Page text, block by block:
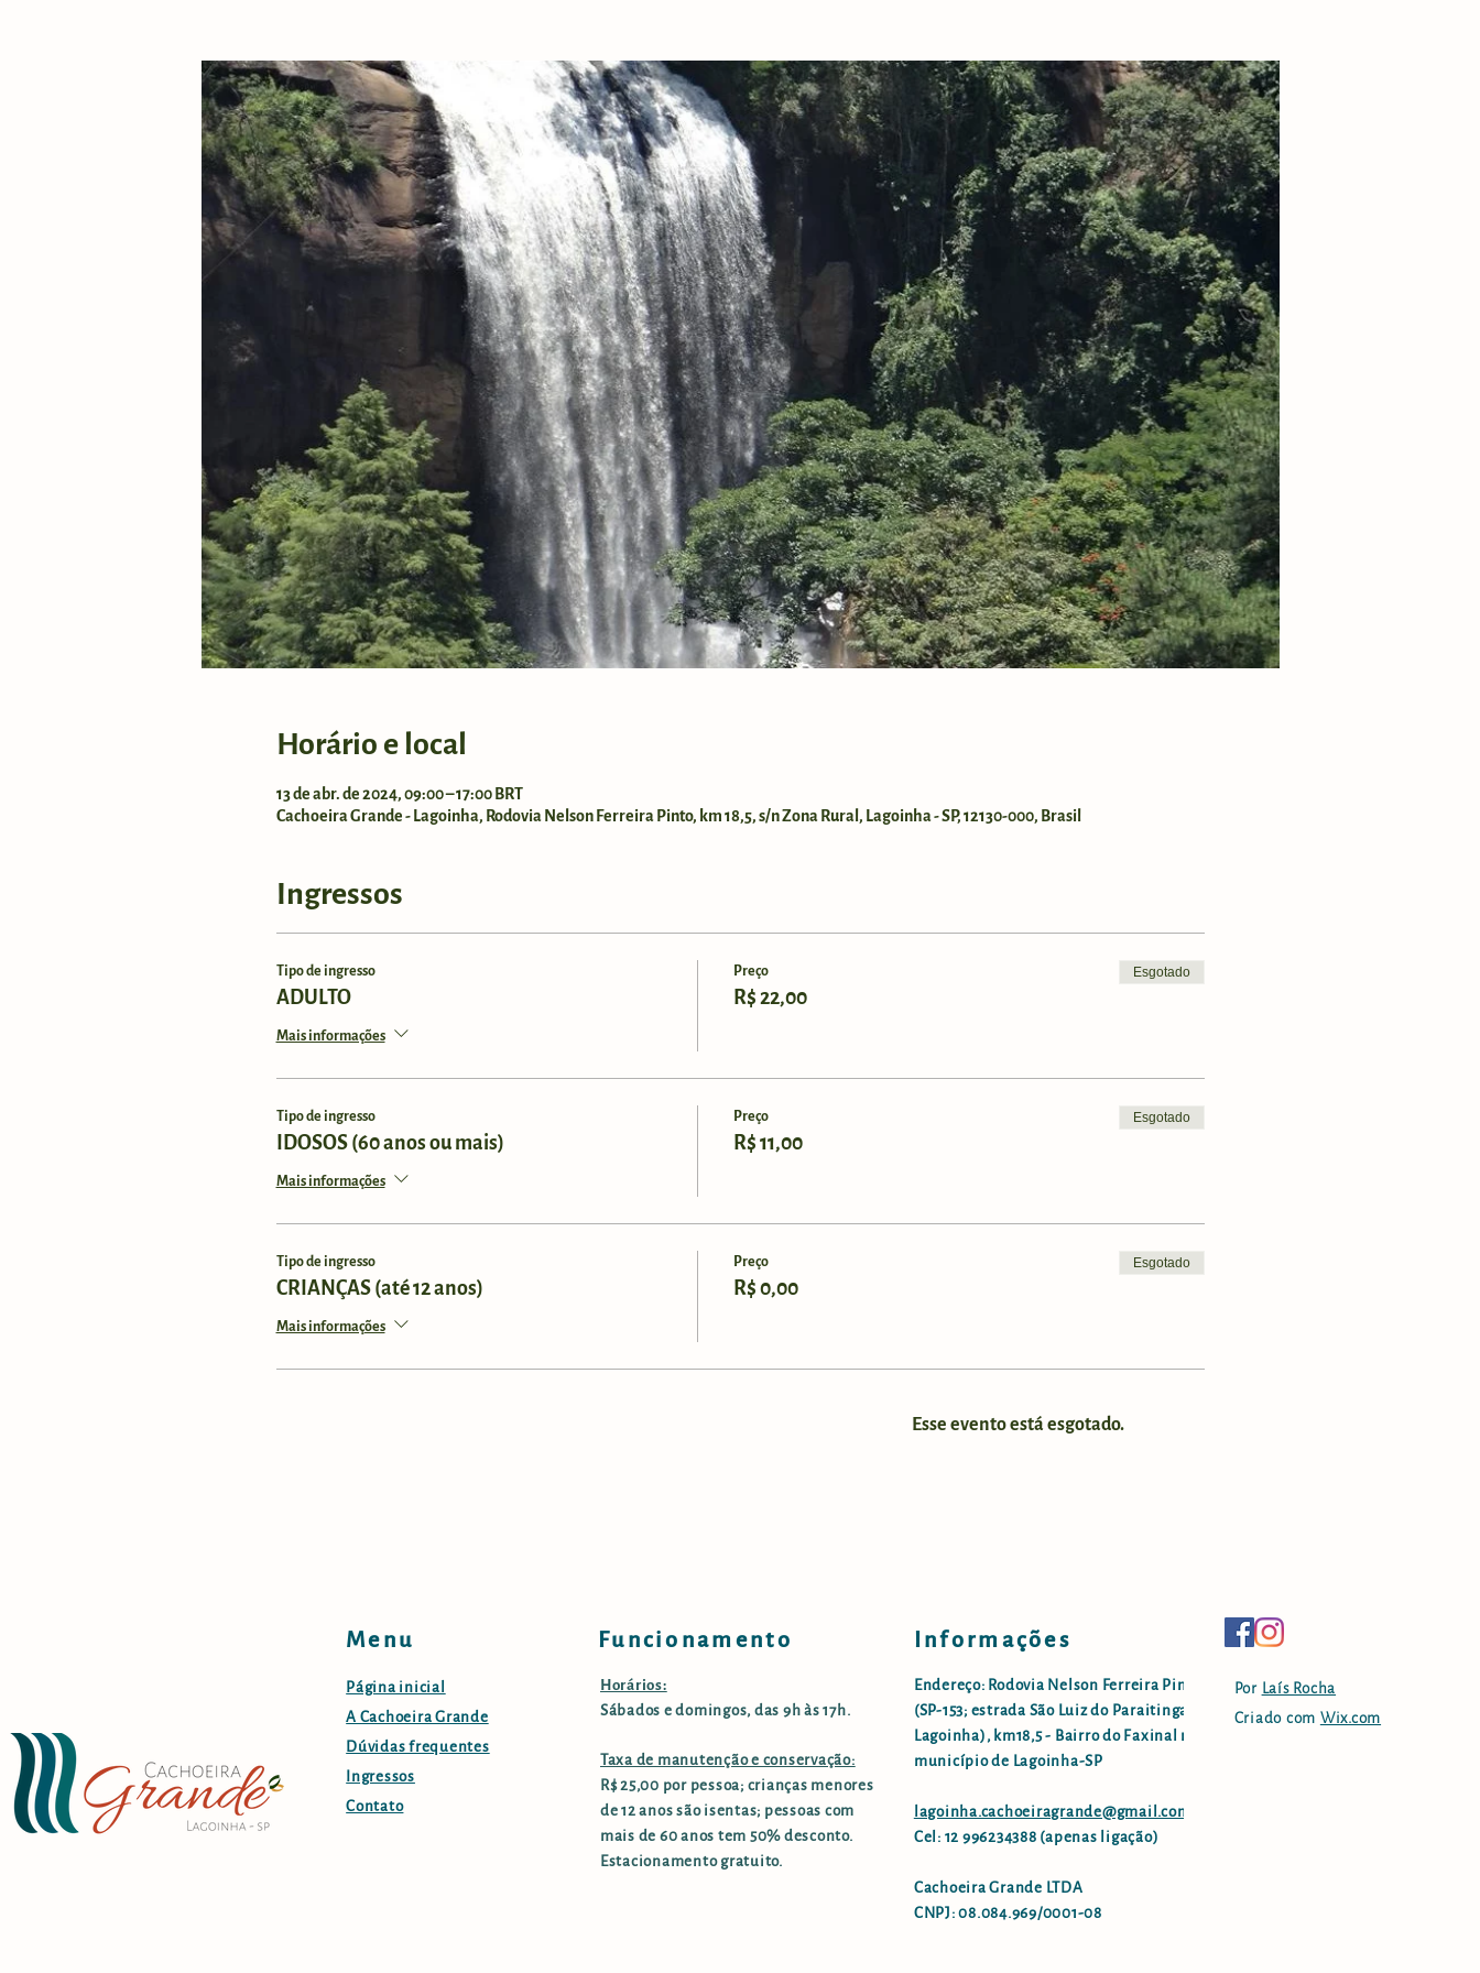
Horário e local
13 de abr. de 2024, 09:00 – 17:00 BRT
Cachoeira Grande - Lagoinha, Rodovia Nelson Ferreira Pinto, km 18,5, s/n Zona Rural, Lagoinha - SP, 12130-000, Brasil
Ingressos
Tipo de ingresso
ADULTO
Mais informações
Preço
R$ 22,00
Esgotado
Tipo de ingresso
IDOSOS (60 anos ou mais)
Mais informações
Preço
R$ 11,00
Esgotado
Tipo de ingresso
CRIANÇAS (até 12 anos)
Mais informações
Preço
R$ 0,00
Esgotado
Esse evento está esgotado.
Menu
Página inicial
A Cachoeira Grande
Dúvidas frequentes
Ingressos
Contato
Funcionamento
Horários:
Sábados e domingos, das 9h às 17h.
Taxa de manutenção e conservação:
R$ 25,00 por pessoa; crianças menores
de 12 anos são isentas; pessoas com
mais de 60 anos tem 50% desconto.
Estacionamento gratuito.
Informações
Endereço: Rodovia Nelson Ferreira Pinto
(SP-153; estrada São Luiz do Paraitinga -
Lagoinha), km18,5 - Bairro do Faxinal no
município de Lagoinha-SP
lagoinha.cachoeiragrande@gmail.com
Cel: 12 996234388 (apenas ligação)
Cachoeira Grande LTDA
CNPJ: 08.084.969/0001-08
Por Laís Rocha
Criado com Wix.com